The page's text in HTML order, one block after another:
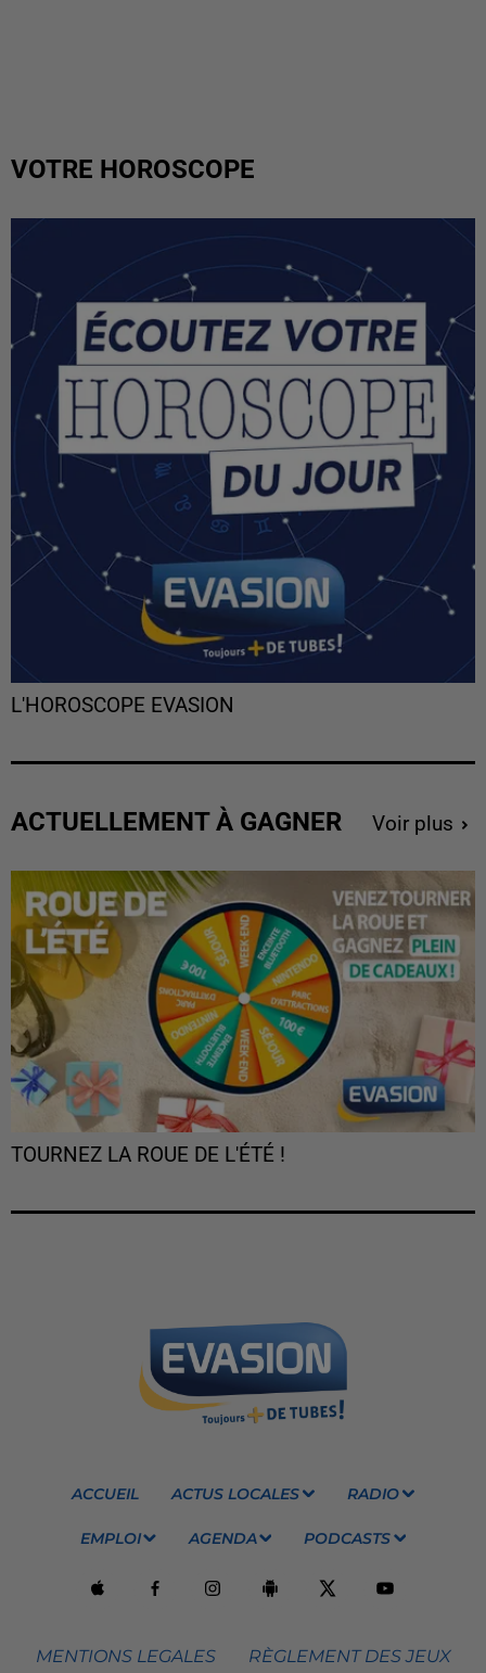
VOTRE HOROSCOPE
L'HOROSCOPE EVASION
ACTUELLEMENT À GAGNER Voir plus
TOURNEZ LA ROUE DE L'ÉTÉ !
ACCUEIL ACTUS LOCALES RADIO
EMPLOI AGENDA PODCASTS
MENTIONS LEGALES RÈGLEMENT DES JEUX